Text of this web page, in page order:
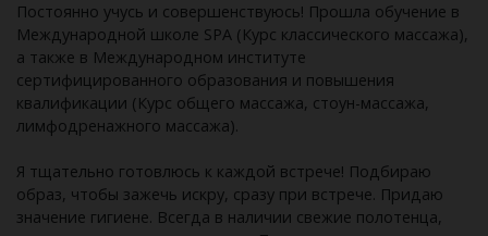
Постоянно учусь и совершенствуюсь! Прошла обучение в
Международной школе SPA (Курс классического массажа),
а также в Международном институте
сертифицированного образования и повышения
квалификации (Курс общего массажа, стоун-массажа,
лимфодренажного массажа).
Я тщательно готовлюсь к каждой встрече! Подбираю
образ, чтобы зажечь искру, сразу при встрече. Придаю
значение гигиене. Всегда в наличии свежие полотенца,